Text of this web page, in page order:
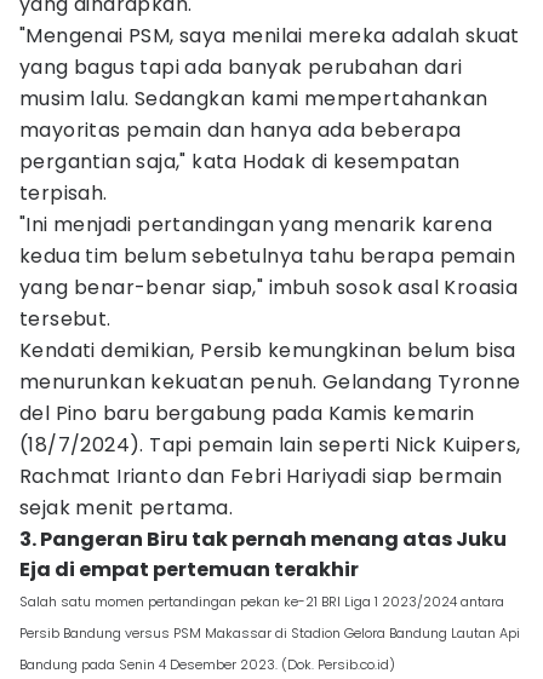
"Mengenai PSM, saya menilai mereka adalah skuat
yang bagus tapi ada banyak perubahan dari
musim lalu. Sedangkan kami mempertahankan
mayoritas pemain dan hanya ada beberapa
pergantian saja," kata Hodak di kesempatan
terpisah.
"Ini menjadi pertandingan yang menarik karena
kedua tim belum sebetulnya tahu berapa pemain
yang benar-benar siap," imbuh sosok asal Kroasia
tersebut.
Kendati demikian, Persib kemungkinan belum bisa
menurunkan kekuatan penuh. Gelandang Tyronne
del Pino baru bergabung pada Kamis kemarin
(18/7/2024). Tapi pemain lain seperti Nick Kuipers,
Rachmat Irianto dan Febri Hariyadi siap bermain
sejak menit pertama.
3. Pangeran Biru tak pernah menang atas Juku
Eja di empat pertemuan terakhir
Salah satu momen pertandingan pekan ke-21 BRI Liga 1 2023/2024 antara
Persib Bandung versus PSM Makassar di Stadion Gelora Bandung Lautan Api
Bandung pada Senin 4 Desember 2023. (Dok. Persib.co.id)